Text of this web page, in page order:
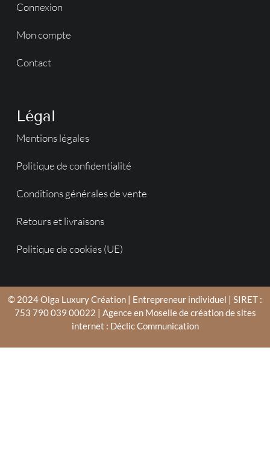
Connexion
Mon compte
Contact
Légal
Mentions légales
Politique de confidentialité
Conditions générales de vente
Retours et livraisons
Politique de cookies (UE)
© 2024 Olga Luxury Création | Entrepreneur individuel | SIRET :
753 790 039 00022 | Agence en Moselle de création de sites
internet : Déclic Communication